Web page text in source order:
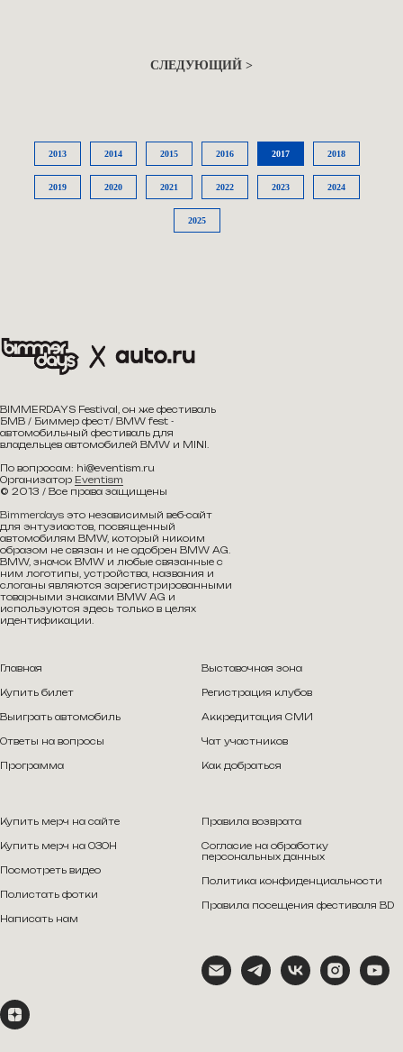
СЛЕДУЮЩИЙ >
2013 2014 2015 2016 2017 2018
2019 2020 2021 2022 2023 2024
2025
BIMMERDAYS Festival, он же фестиваль
БМВ / Биммер фест/ BMW fest -
автомобильный фестиваль для
владельцев автомобилей BMW и MINI.
По вопросам: hi@eventism.ru
Организатор Eventism
© 2013 / Все права защищены
Bimmerdays это независимый веб-сайт
для энтузиастов, посвященный
автомобилям BMW, который никоим
образом не связан и не одобрен BMW AG.
BMW, значок BMW и любые связанные с
ним логотипы, устройства, названия и
слоганы являются зарегистрированными
товарными знаками BMW AG и
используются здесь только в целях
идентификации.
Главная
Купить билет
Выиграть автомобиль
Ответы на вопросы
Программа
Выставочная зона
Регистрация клубов
Аккредитация СМИ
Чат участников
Как добраться
Купить мерч на сайте
Купить мерч на ОЗОН
Посмотреть видео
Полистать фотки
Написать нам
Правила возврата
Согласие на обработку
персональных данных
Политика конфиденциальности
Правила посещения фестиваля BD